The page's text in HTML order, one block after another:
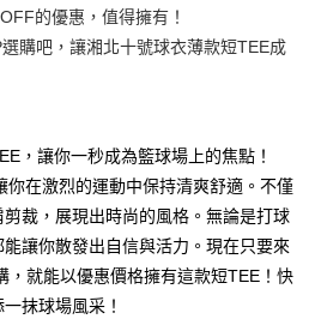
灣大哥大用戶可立即使用無須另外申請。
」，訂單成立後會自動跳轉到大哥付的交易
分期的期數、繳款截止日，確認付款後即完
用金額請依後續交易確認頁面所載為準。
確認交易或遇審核未通過，訂單將自動取
之後才付款」的支付方式。 讓您購物簡單
綁卡、不需儲值。
的優惠，值得擁有！
購吧，讓湘北十號球衣薄款短TEE成
，讓你一秒成為籃球場上的焦點！
你在激烈的運動中保持清爽舒適。不僅
裁，展現出時尚的風格。無論是打球
讓你散發出自信與活力。現在只要來
，就能以優惠價格擁有這款短TEE！快
抹球場風采！